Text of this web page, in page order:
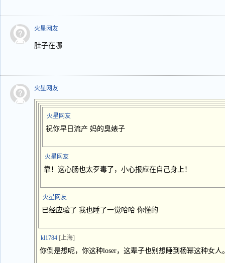
火星网友
肚子在哪
火星网友
火星网友
祝你早日流产 妈的臭婊子
火星网友
靠！这心肠也太歹毒了，小心报应在自己身上！
火星网友
已经应验了 我也睡了一觉哈哈 你懂的
kl1784 [上海]
你倒是想呢，你这种loser，这辈子也别想睡到杨幂这种女人